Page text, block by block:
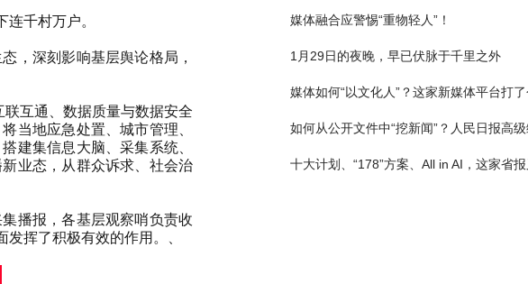
千村万户。
，深刻影响基层舆论格局，
互通、数据质量与数据安全
当地应急处置、城市管理、
建集信息大脑、采集系统、
业态，从群众诉求、社会治
播报，各基层观察哨负责收
挥了积极有效的作用。、
媒体融合应警惕“重物轻人”！
1月29日的夜晚，早已伏脉于千里之外
媒体如何“以文化人”？这家新媒体平台打